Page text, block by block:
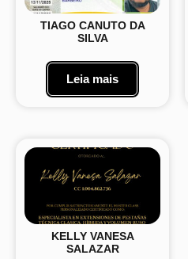
TIAGO CANUTO DA
SILVA
Leia mais
KELLY VANESA
SALAZAR